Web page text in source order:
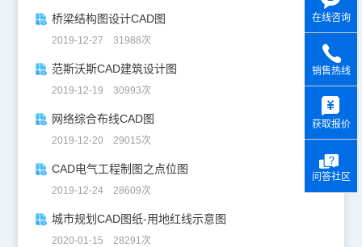
桥梁结构图设计CAD图
2019-12-27 31988次
范斯沃斯CAD建筑设计图
2019-12-19 30993次
网络综合布线CAD图
2019-12-20 29015次
CAD电气工程制图之点位图
2019-12-24 28609次
城市规划CAD图纸-用地红线示意图
2020-01-15 28291次
在线咨询
销售热线
获取报价
问答社区